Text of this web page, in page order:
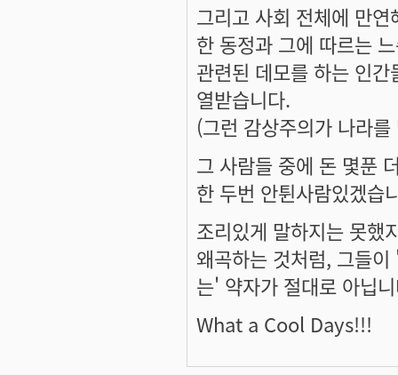
그리고 사회 전체에 만
한 동정과 그에 따르는
관련된 데모를 하는 인
열받습니다.
(그런 감상주의가 나라
그 사람들 중에 돈 몇푼
한 두번 안튄사람있겠습
조리있게 말하지는 못했
왜곡하는 것처럼, 그들
는' 약자가 절대로 아닙
What a Cool Days!!!